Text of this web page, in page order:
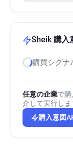
Sheik 購入
購買シグナ
任意の企業で
介して実行しま
購入意図